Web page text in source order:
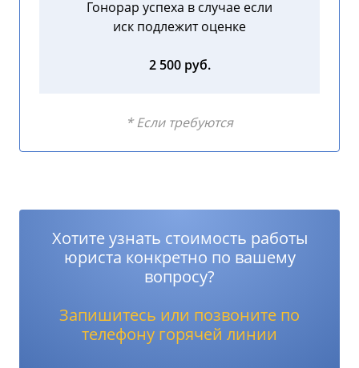
Гонорар успеха в случае если
иск подлежит оценке
2 500 руб.
* Если требуются
Хотите узнать стоимость работы
юриста конкретно по вашему
вопросу?
Запишитесь или позвоните по
телефону горячей линии